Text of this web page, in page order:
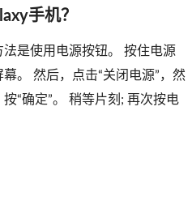
手机？
是使用电源按钮。 按住电源
。 然后，点击“关闭电源”，然
“确定”。 稍等片刻; 再次按电